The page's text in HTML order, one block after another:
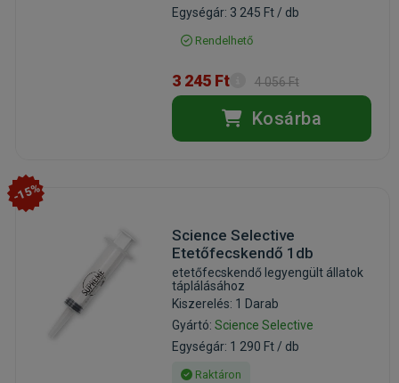
Egységár: 3 245 Ft / db
Rendelhető
3 245 Ft 4 056 Ft
Kosárba
-15%
Science Selective
Etetőfecskendő 1db
etetőfecskendő legyengült állatok
táplálásához
Kiszerelés: 1 Darab
Gyártó: Science Selective
Egységár: 1 290 Ft / db
Raktáron